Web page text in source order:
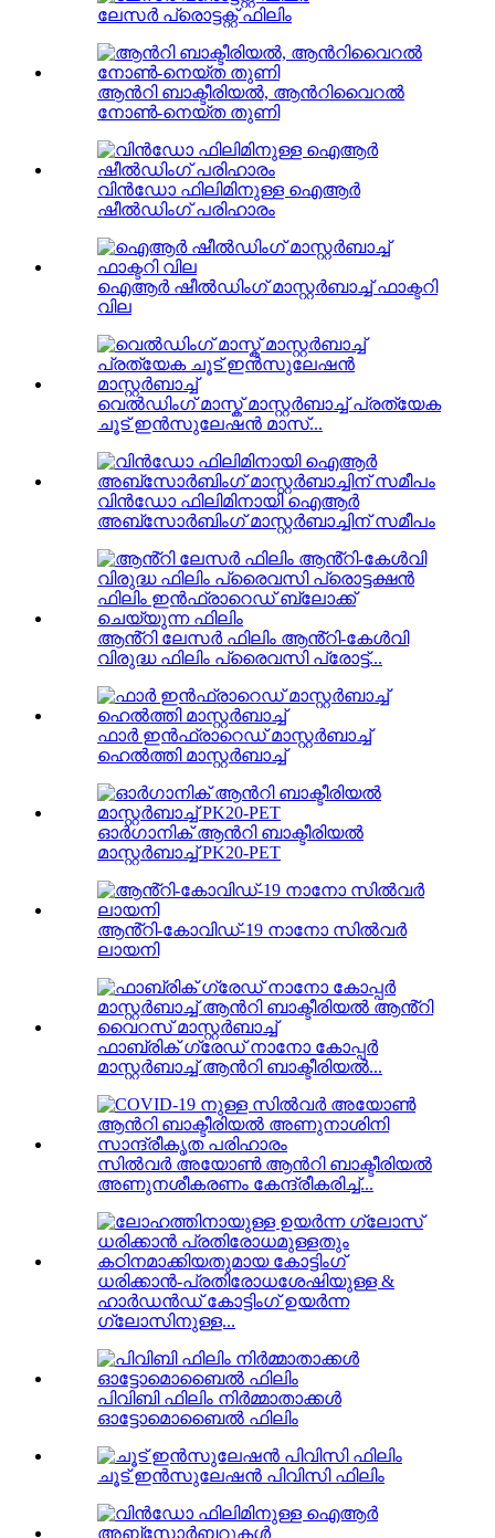
ലേസർ പ്രൊട്ടക്റ്റ് ഫിലിം
ആൻറി ബാക്ടീരിയൽ, ആൻറിവൈറൽ
നോൺ-നെയ്ത തുണി
വിൻഡോ ഫിലിമിനുള്ള ഐആർ
ഷീൽഡിംഗ് പരിഹാരം
ഐആർ ഷീൽഡിംഗ് മാസ്റ്റർബാച്ച് ഫാക്ടറി
വില
വെൽഡിംഗ് മാസ്ക് മാസ്റ്റർബാച്ച് പ്രത്യേക
ചൂട് ഇൻസുലേഷൻ മാസ്...
വിൻഡോ ഫിലിമിനായി ഐആർ
അബ്സോർബിംഗ് മാസ്റ്റർബാച്ചിന് സമീപം
ആൻ്റി ലേസർ ഫിലിം ആൻ്റി-കേൾവി
വിരുദ്ധ ഫിലിം പ്രൈവസി പ്രോട്ട്...
ഫാർ ഇൻഫ്രാറെഡ് മാസ്റ്റർബാച്ച്
ഹെൽത്തി മാസ്റ്റർബാച്ച്
ഓർഗാനിക് ആൻറി ബാക്ടീരിയൽ
മാസ്റ്റർബാച്ച് PK20-PET
ആൻ്റി-കോവിഡ്-19 നാനോ സിൽവർ
ലായനി
ഫാബ്രിക് ഗ്രേഡ് നാനോ കോപ്പർ
മാസ്റ്റർബാച്ച് ആൻറി ബാക്ടീരിയൽ...
സിൽവർ അയോൺ ആൻറി ബാക്ടീരിയൽ
അണുനശീകരണം കേന്ദ്രീകരിച്ച്...
ധരിക്കാൻ-പ്രതിരോധശേഷിയുള്ള &
ഹാർഡൻഡ് കോട്ടിംഗ് ഉയർന്ന
ഗ്ലോസിനുള്ള...
പിവിബി ഫിലിം നിർമ്മാതാക്കൾ
ഓട്ടോമൊബൈൽ ഫിലിം
ചൂട് ഇൻസുലേഷൻ പിവിസി ഫിലിം